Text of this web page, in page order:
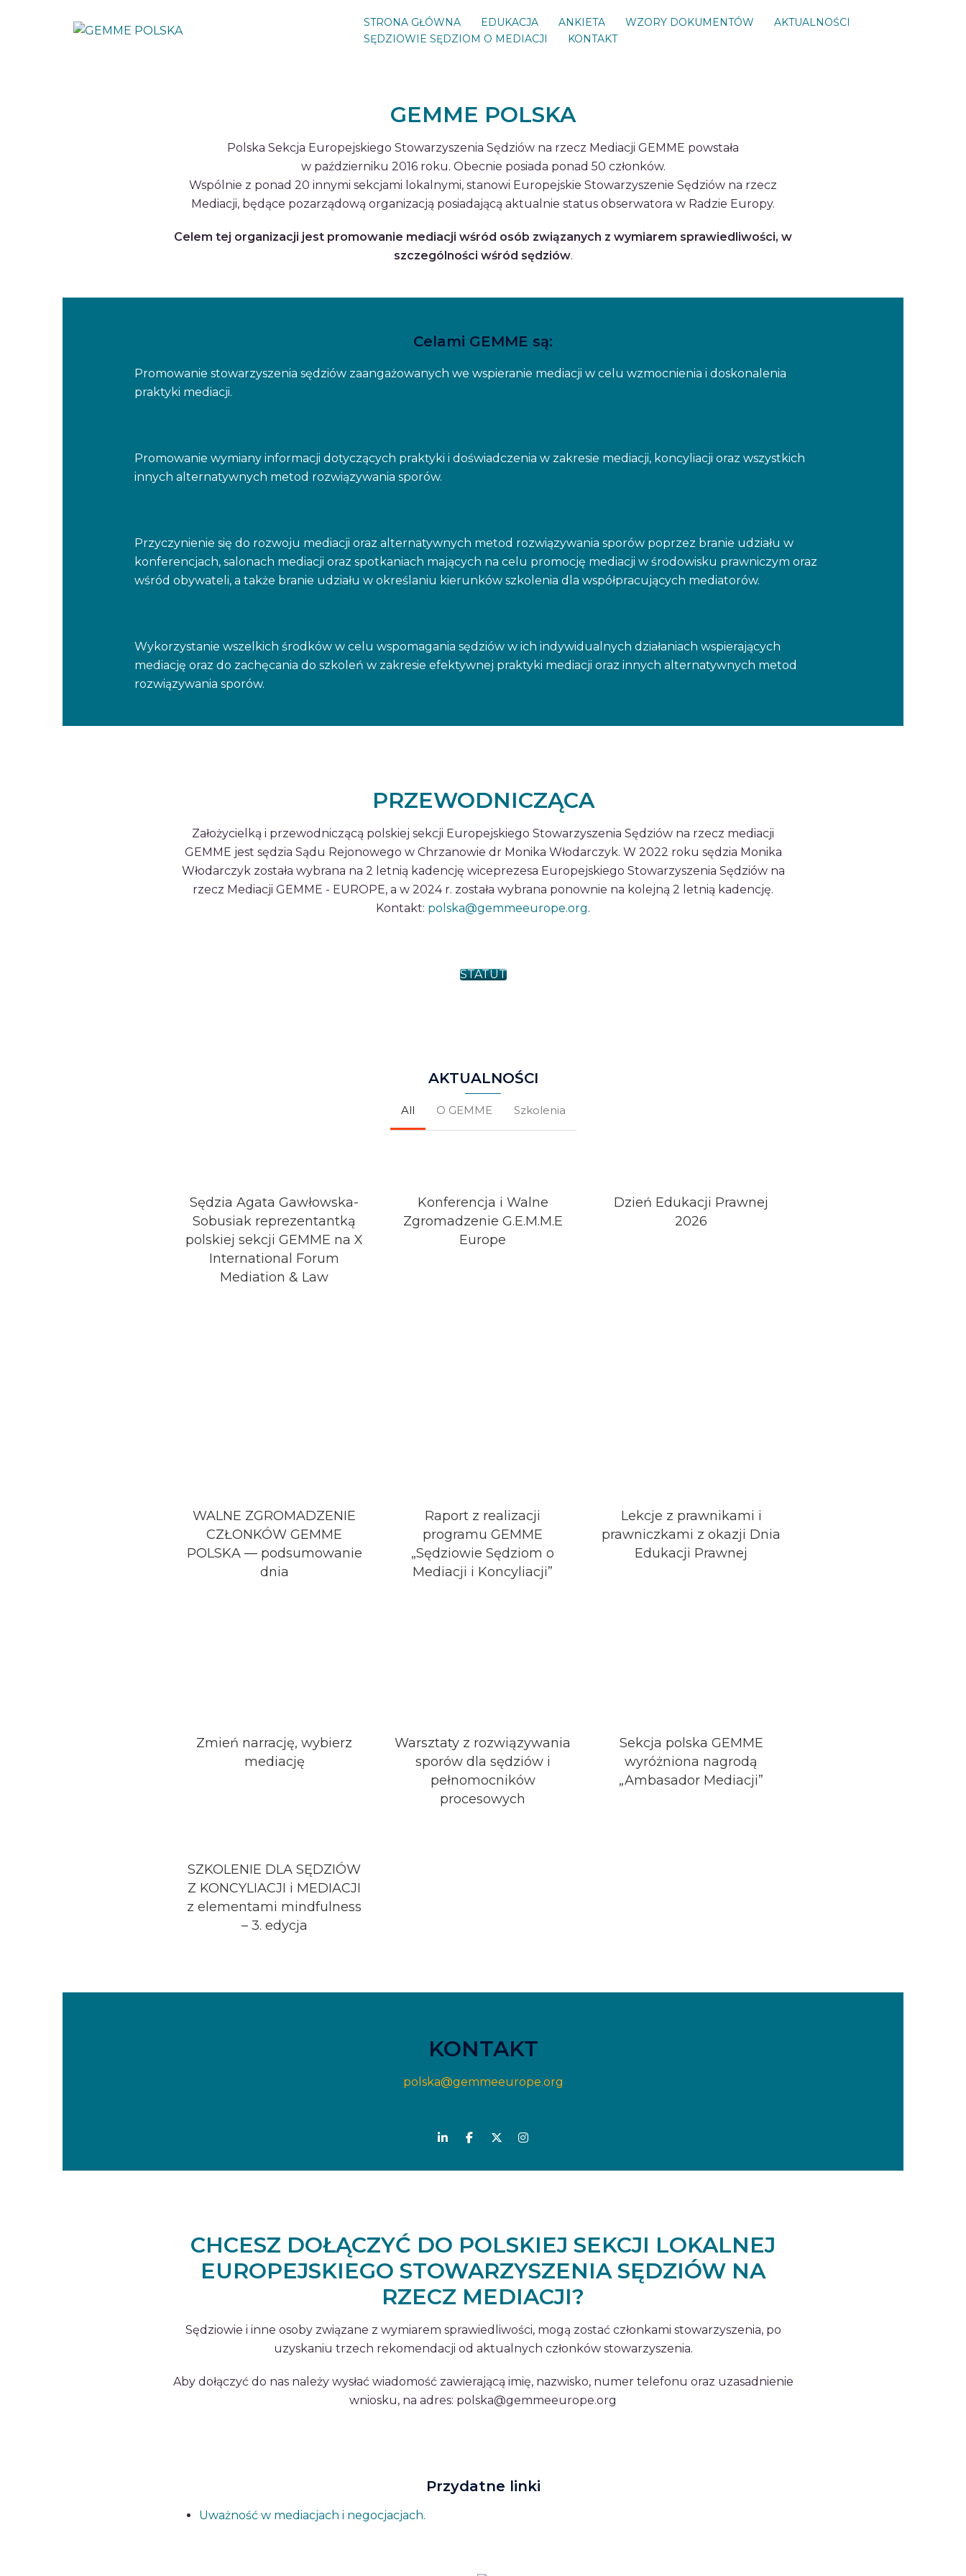
STRONA GŁÓWNA EDUKACJA ANKIETA WZORY DOKUMENTÓW
AKTUALNOŚCI
SĘDZIOWIE SĘDZIOM O MEDIACJI
KONTAKT
GEMME POLSKA
Polska Sekcja Europejskiego Stowarzyszenia Sędziów na rzecz Mediacji GEMME powstała
w październiku 2016 roku. Obecnie posiada ponad 50 członków.
Wspólnie z ponad 20 innymi sekcjami lokalnymi, stanowi Europejskie Stowarzyszenie Sędziów na rzecz
Mediacji, będące pozarządową organizacją posiadającą aktualnie status obserwatora w Radzie Europy.
Celem tej organizacji jest promowanie mediacji wśród osób związanych z wymiarem sprawiedliwości, w
szczególności wśród sędziów.
Celami GEMME są:
Promowanie stowarzyszenia sędziów zaangażowanych we wspieranie mediacji w celu wzmocnienia i doskonalenia
praktyki mediacji.
Promowanie wymiany informacji dotyczących praktyki i doświadczenia w zakresie mediacji, koncyliacji oraz wszystkich
innych alternatywnych metod rozwiązywania sporów.
Przyczynienie się do rozwoju mediacji oraz alternatywnych metod rozwiązywania sporów poprzez branie udziału w
konferencjach, salonach mediacji oraz spotkaniach mających na celu promocję mediacji w środowisku prawniczym oraz
wśród obywateli, a także branie udziału w określaniu kierunków szkolenia dla współpracujących mediatorów.
Wykorzystanie wszelkich środków w celu wspomagania sędziów w ich indywidualnych działaniach wspierających
mediację oraz do zachęcania do szkoleń w zakresie efektywnej praktyki mediacji oraz innych alternatywnych metod
rozwiązywania sporów.
PRZEWODNICZĄCA
Założycielką i przewodniczącą polskiej sekcji Europejskiego Stowarzyszenia Sędziów na rzecz mediacji
GEMME jest sędzia Sądu Rejonowego w Chrzanowie dr Monika Włodarczyk. W 2022 roku sędzia Monika
Włodarczyk została wybrana na 2 letnią kadencję wiceprezesa Europejskiego Stowarzyszenia Sędziów na
rzecz Mediacji GEMME - EUROPE, a w 2024 r. została wybrana ponownie na kolejną 2 letnią kadencję.
Kontakt: polska@gemmeeurope.org.
STATUT
AKTUALNOŚCI
All O GEMME Szkolenia
Sędzia Agata Gawłowska-
Sobusiak reprezentantką
polskiej sekcji GEMME na X
International Forum
Mediation & Law
Konferencja i Walne
Zgromadzenie G.E.M.M.E
Europe
Dzień Edukacji Prawnej
2026
WALNE ZGROMADZENIE
CZŁONKÓW GEMME
POLSKA — podsumowanie
dnia
Raport z realizacji
programu GEMME
„Sędziowie Sędziom o
Mediacji i Koncyliacji”
Lekcje z prawnikami i
prawniczkami z okazji Dnia
Edukacji Prawnej
Zmień narrację, wybierz
mediację
Warsztaty z rozwiązywania
sporów dla sędziów i
pełnomocników
procesowych
Sekcja polska GEMME
wyróżniona nagrodą
„Ambasador Mediacji”
SZKOLENIE DLA SĘDZIÓW
Z KONCYLIACJI i MEDIACJI
z elementami mindfulness
– 3. edycja
KONTAKT
polska@gemmeeurope.org
CHCESZ DOŁĄCZYĆ DO POLSKIEJ SEKCJI LOKALNEJ
EUROPEJSKIEGO STOWARZYSZENIA SĘDZIÓW NA
RZECZ MEDIACJI?
Sędziowie i inne osoby związane z wymiarem sprawiedliwości, mogą zostać członkami stowarzyszenia, po
uzyskaniu trzech rekomendacji od aktualnych członków stowarzyszenia.
Aby dołączyć do nas należy wysłać wiadomość zawierającą imię, nazwisko, numer telefonu oraz uzasadnienie
wniosku, na adres: polska@gemmeeurope.org
Przydatne linki
Uważność w mediacjach i negocjacjach.